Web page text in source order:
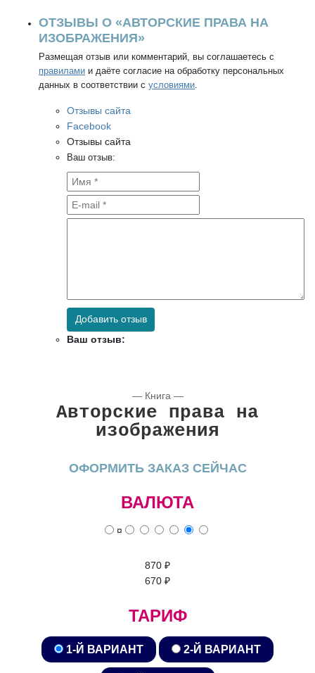
готовы к внедрению полученных материалов
— тогда результат неизбежен
ОТЗЫВЫ О «АВТОРСКИЕ ПРАВА НА
ИЗОБРАЖЕНИЯ»
Размещая отзыв или комментарий, вы соглашаетесь с
правилами и даёте согласие на обработку персональных
данных в соответствии с условиями.
Отзывы сайта
Facebook
Отзывы сайта
Ваш отзыв:
Добавить отзыв
Ваш отзыв:
— Книга —
Авторские права на
изображения
ОФОРМИТЬ ЗАКАЗ СЕЙЧАС
ВАЛЮТА
¤
870 ₽
670 ₽
ТАРИФ
1-Й ВАРИАНТ 2-Й ВАРИАНТ